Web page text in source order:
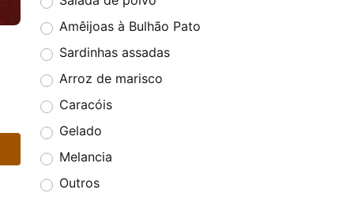
Amêijoas à Bulhão Pato
Sardinhas assadas
Arroz de marisco
Caracóis
Gelado
Melancia
Outros